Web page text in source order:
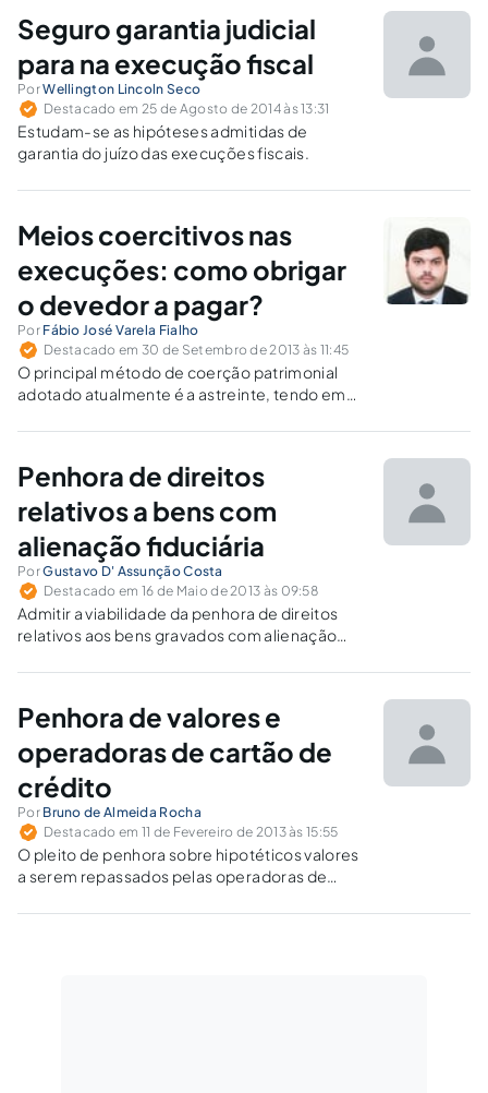
Seguro garantia judicial
para na execução fiscal
PorWellington Lincoln Seco
Destacado em 25 de Agosto de 2014 às 13:31
Estudam-se as hipóteses admitidas de
garantia do juízo das execuções fiscais.
Meios coercitivos nas
execuções: como obrigar
o devedor a pagar?
Por Fábio José Varela Fialho
Destacado em 30 de Setembro de 2013 às 11:45
O principal método de coerção patrimonial
adotado atualmente é a astreinte, tendo em
devedor, o que não impede a aplicação de
court.
Penhora de direitos
relativos a bens com
alienação fiduciária
PorGustavo D' Assunção Costa
Destacado em 16 de Maio de 2013 às 09:58
Admitir a viabilidade da penhora de direitos
relativos aos bens gravados com alienação
da menor onerosidade.
Penhora de valores e
operadoras de cartão de
crédito
Por Bruno de Almeida Rocha
Destacado em 11 de Fevereiro de 2013 às 15:55
O pleito de penhora sobre hipotéticos valores
a serem repassados pelas operadoras de
insubsistente.